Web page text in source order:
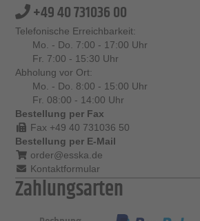
+49 40 731036 00
Telefonische Erreichbarkeit:
Mo. - Do. 7:00 - 17:00 Uhr
Fr. 7:00 - 15:30 Uhr
Abholung vor Ort:
Mo. - Do. 8:00 - 15:00 Uhr
Fr. 08:00 - 14:00 Uhr
Bestellung per Fax
Fax +49 40 731036 50
Bestellung per E-Mail
order@esska.de
Kontaktformular
Zahlungsarten